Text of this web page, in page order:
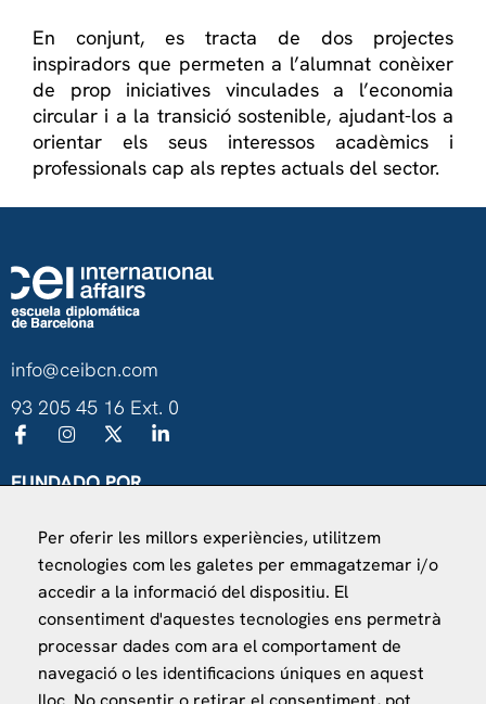
En conjunt, es tracta de dos projectes
inspiradors que permeten a l’alumnat conèixer
de prop iniciatives vinculades a l’economia
circular i a la transició sostenible, ajudant-los a
orientar els seus interessos acadèmics i
professionals cap als reptes actuals del sector.
info@ceibcn.com
93 205 45 16 Ext. 0
FUNDADO POR
Ministerio de Asuntos Exteriores, UE y Cooperación
Fundación "la Caixa"
Per oferir les millors experiències, utilitzem
tecnologies com les galetes per emmagatzemar i/o
accedir a la informació del dispositiu. El
consentiment d'aquestes tecnologies ens permetrà
processar dades com ara el comportament de
navegació o les identificacions úniques en aquest